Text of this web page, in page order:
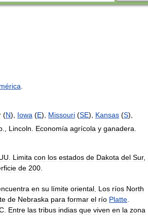
(N), Iowa (E), Missouri (SE), Kansas (S),
Lincoln Economía agrícola y ganadera
Limita con los estados de Dakota del Sur,
de 200
en su límite oriental Los ríos North
de Nebraska para formar el río Platte.
. Entre las tribus indias que viven en la zona